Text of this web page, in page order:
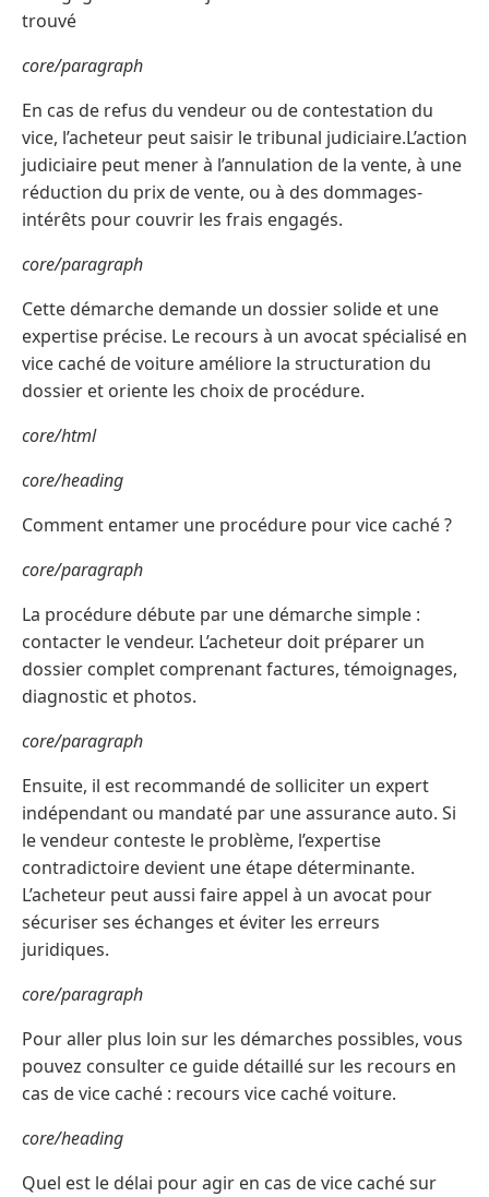
trouvé
core/paragraph
En cas de refus du vendeur ou de contestation du
vice, l’acheteur peut saisir le tribunal judiciaire.L’action
judiciaire peut mener à l’annulation de la vente, à une
réduction du prix de vente, ou à des dommages-
intérêts pour couvrir les frais engagés.
core/paragraph
Cette démarche demande un dossier solide et une
expertise précise. Le recours à un avocat spécialisé en
vice caché de voiture améliore la structuration du
dossier et oriente les choix de procédure.
core/html
core/heading
Comment entamer une procédure pour vice caché ?
core/paragraph
La procédure débute par une démarche simple :
contacter le vendeur. L’acheteur doit préparer un
dossier complet comprenant factures, témoignages,
diagnostic et photos.
core/paragraph
Ensuite, il est recommandé de solliciter un expert
indépendant ou mandaté par une assurance auto. Si
le vendeur conteste le problème, l’expertise
contradictoire devient une étape déterminante.
L’acheteur peut aussi faire appel à un avocat pour
sécuriser ses échanges et éviter les erreurs
juridiques.
core/paragraph
Pour aller plus loin sur les démarches possibles, vous
pouvez consulter ce guide détaillé sur les recours en
cas de vice caché : recours vice caché voiture.
core/heading
Quel est le délai pour agir en cas de vice caché sur